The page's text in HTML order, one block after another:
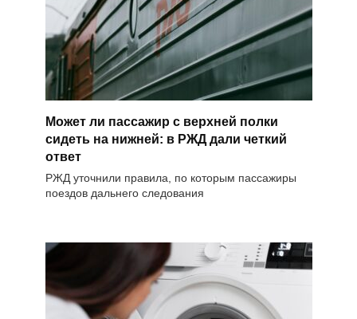
Может ли пассажир с верхней полки
сидеть на нижней: в РЖД дали четкий
ответ
РЖД уточнили правила, по которым пассажиры
поездов дальнего следования